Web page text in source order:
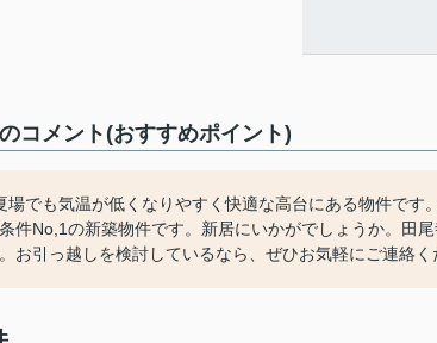
コメント(おすすめポイント)
場でも気温が低くなりやすく快適な高台にある物件です
件No,1の新築物件です。新居にいかがでしょうか。田
お引っ越しを検討しているなら、ぜひお気軽にご連絡く